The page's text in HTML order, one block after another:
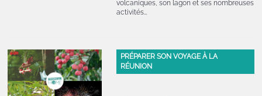
volcaniques, son lagon et ses nombreuses
activités…
PRÉPARER SON VOYAGE À LA
RÉUNION